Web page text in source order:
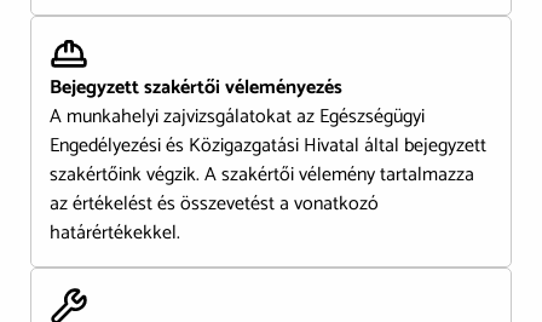
Bejegyzett szakértői véleményezés
A munkahelyi zajvizsgálatokat az Egészségügyi
Engedélyezési és Közigazgatási Hivatal által bejegyzett
szakértőink végzik. A szakértői vélemény tartalmazza
az értékelést és összevetést a vonatkozó
határértékekkel.